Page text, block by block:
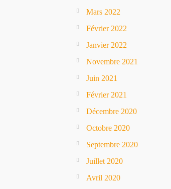
Mars 2022
Février 2022
Janvier 2022
Novembre 2021
Juin 2021
Février 2021
Décembre 2020
Octobre 2020
Septembre 2020
Juillet 2020
Avril 2020